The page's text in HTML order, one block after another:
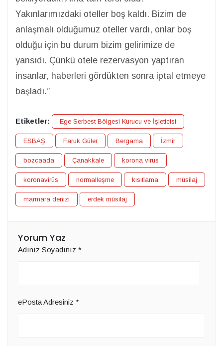
Yakınlarımızdaki oteller boş kaldı. Bizim de
anlaşmalı olduğumuz oteller vardı, onlar boş
olduğu için bu durum bizim gelirimize de
yansıdı. Çünkü otele rezervasyon yaptıran
insanlar, haberleri gördükten sonra iptal etmeye
başladı.”
Etiketler: Ege Serbest Bölgesi Kurucu ve İşleticisi
ESBAŞ Faruk Güler Bergama İzmir
bozcaada Çanakkale korona virüs
koronavirüs normalleşme kısıtlama müsilaj
marmara denizi erdek müsilaj
Yorum Yaz
Adınız Soyadınız *
ePosta Adresiniz *